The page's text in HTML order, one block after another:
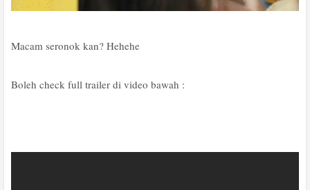
Macam seronok kan? Hehehe
Boleh check full trailer di video bawah :